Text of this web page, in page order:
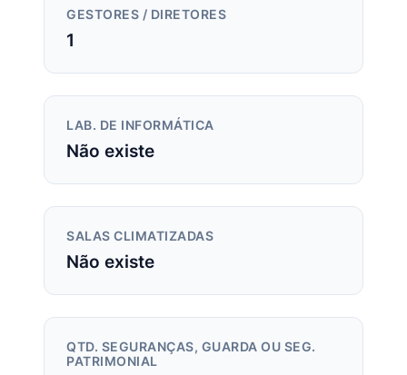
GESTORES / DIRETORES
1
LAB. DE INFORMÁTICA
Não existe
SALAS CLIMATIZADAS
Não existe
QTD. SEGURANÇAS, GUARDA OU SEG.
PATRIMONIAL